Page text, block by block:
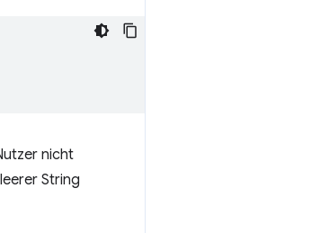
nicht
String